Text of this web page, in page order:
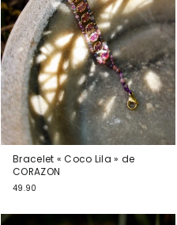
Bracelet « Coco Lila » de
CORAZON
49.90